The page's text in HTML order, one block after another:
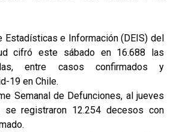
Estadísticas e Información (DEIS) del
cifró este sábado en 16.688 las
entre casos confirmados y
19 en Chile.
Semanal de Defunciones, al jueves
registraron 12.254 decesos con